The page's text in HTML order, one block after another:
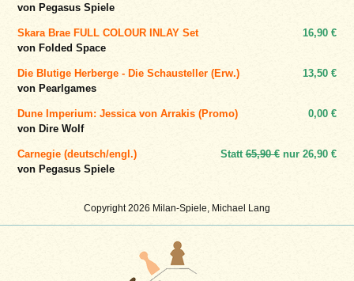
Copyright 2026 Milan-Spiele, Michael Lang
von Pegasus Spiele
Skara Brae FULL COLOUR INLAY Set
von Folded Space
16,90 €
Die Blutige Herberge - Die Schausteller (Erw.)
von Pearlgames
13,50 €
Dune Imperium: Jessica von Arrakis (Promo)
von Dire Wolf
0,00 €
Carnegie (deutsch/engl.)
von Pegasus Spiele
Statt65,90 €nur 26,90 €